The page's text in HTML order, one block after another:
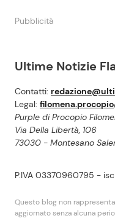
Ultime Notizie
Contatti:
Legal:
Purple di Procopio
Via Della Libertà, 106
73030 - Montesano
P.IVA 03370960795 -
Questo blog non
aggiornato senza alcuna
Pubblicità